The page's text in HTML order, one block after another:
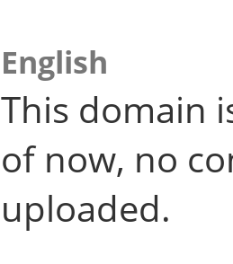
English
This domain
of now, no
uploaded.